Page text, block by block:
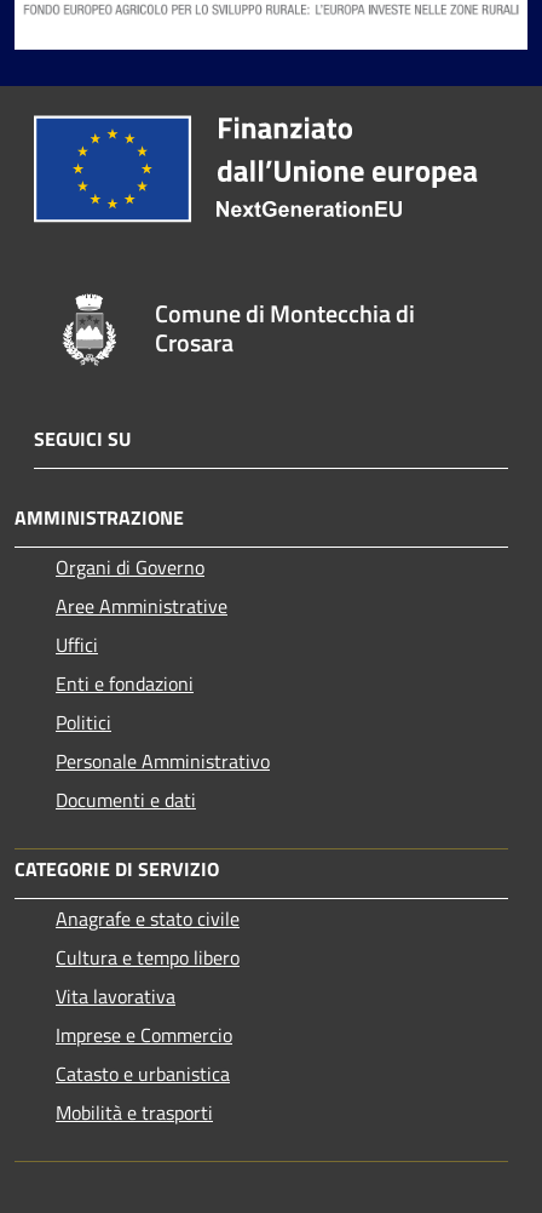
Comune di Montecchia di
Crosara
SEGUICI SU
AMMINISTRAZIONE
Organi di Governo
Aree Amministrative
Uffici
Enti e fondazioni
Politici
Personale Amministrativo
Documenti e dati
CATEGORIE DI SERVIZIO
Anagrafe e stato civile
Cultura e tempo libero
Vita lavorativa
Imprese e Commercio
Catasto e urbanistica
Mobilità e trasporti